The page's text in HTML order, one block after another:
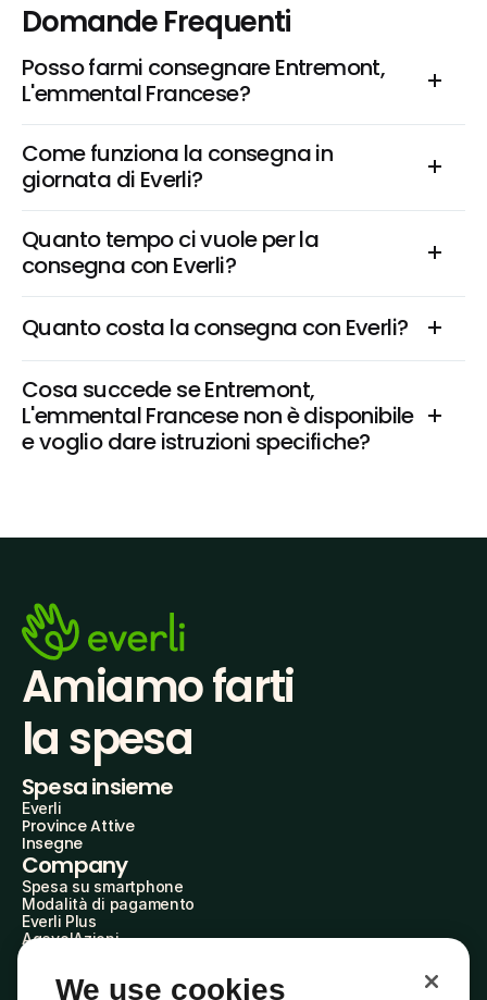
Domande Frequenti
Posso farmi consegnare Entremont,
L'emmental Francese?
Come funziona la consegna in
giornata di Everli?
Quanto tempo ci vuole per la
consegna con Everli?
Quanto costa la consegna con Everli?
Cosa succede se Entremont,
L'emmental Francese non è disponibile
e voglio dare istruzioni specifiche?
Amiamo farti
la spesa
Spesa insieme
Everli
Province Attive
Insegne
Company
Spesa su smartphone
Modalità di pagamento
Everli Plus
AgevolAzioni
Everli Shoppers
We use cookies